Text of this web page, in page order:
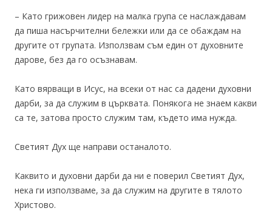
– Като грижовен лидер на малка група се наслаждавам
да пиша насърчителни бележки или да се обаждам на
другите от групата. Използвам съм един от духовните
дарове, без да го осъзнавам.
Като вярващи в Исус, на всеки от нас са дадени духовни
дарби, за да служим в църквата. Понякога не знаем какви
са те, затова просто служим там, където има нужда.
Светият Дух ще направи останалото.
Каквито и духовни дарби да ни е поверил Светият Дух,
нека ги използваме, за да служим на другите в тялото
Христово.